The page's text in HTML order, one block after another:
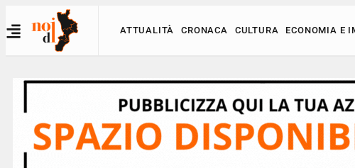
ATTUALITÀ CRONACA CULTURA ECONOMIA E